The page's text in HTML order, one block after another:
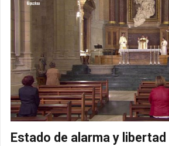
Estado de alarma y